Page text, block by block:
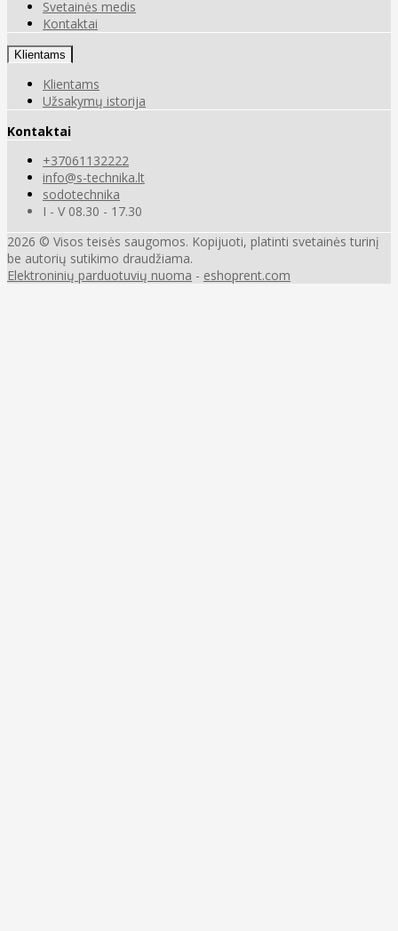
Svetainės medis
Kontaktai
Klientams
Klientams
Užsakymų istorija
Kontaktai
+37061132222
info@s-technika.lt
sodotechnika
I - V 08.30 - 17.30
2026 © Visos teisės saugomos. Kopijuoti, platinti svetainės turinį
be autorių sutikimo draudžiama.
Elektroninių parduotuvių nuoma - eshoprent.com